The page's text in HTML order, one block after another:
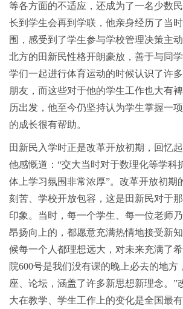
等各方面的不适应，还成为了一名少数
长到学生会再到学联，他亲身经历了当
围，感受到了学生参与学校管理决策主
北方的田新民性格开朗豪放，善于与同
学们一起进行体育运动的时候认识了许
朋友，而这些对于他的学生工作也大有
历出发，他至今仍坚持认为学生掌握一
的成长很有帮助。
田新民入学时正是改革开放初期，回忆
他感慨道：“交大当时对于数理化等学科
体上学习氛围非常浓厚”。改革开放初期
刻苦、学校开放包容，这是田新民对于
印象。当时，每一个学生、每一位老师
昂扬向上的，都愿意充满热情地接受新
候每一个人都理想远大，对未来充满了
院600号是我们没有课的晚上必去的地方
座、论坛，涵盖了许多新思想新理念。”
大在教学、学生工作上的变化是全国最